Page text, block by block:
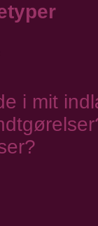
i mit